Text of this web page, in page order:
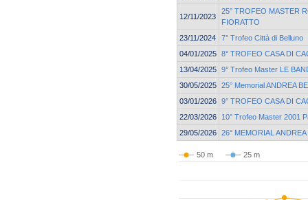
12/11/2023
25° TROFEO MASTER
FIORATTO
23/11/2024
7° Trofeo Città di Belluno
04/01/2025 8° TROFEO CASA DI
13/04/2025 9° Trofeo Master LE
30/05/2025 25° Memorial ANDREA
03/01/2026 9° TROFEO CASA DI
22/03/2026
10° Trofeo Master 2001
29/05/2026 26° MEMORIAL
50 m 25 m